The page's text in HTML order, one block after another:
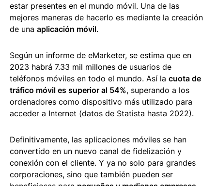
estar presentes en el mundo móvil. Una de las
mejores maneras de hacerlo es mediante la creación
de una aplicación móvil.
Según un informe de eMarketer, se estima que en
2023 habrá 7.33 mil millones de usuarios de
teléfonos móviles en todo el mundo. Así la cuota de
tráfico móvil es superior al 54%, superando a los
ordenadores como dispositivo más utilizado para
acceder a Internet (datos de Statista hasta 2022).
Definitivamente, las aplicaciones móviles se han
convertido en un nuevo canal de fidelización y
conexión con el cliente. Y ya no solo para grandes
corporaciones, sino que también pueden ser